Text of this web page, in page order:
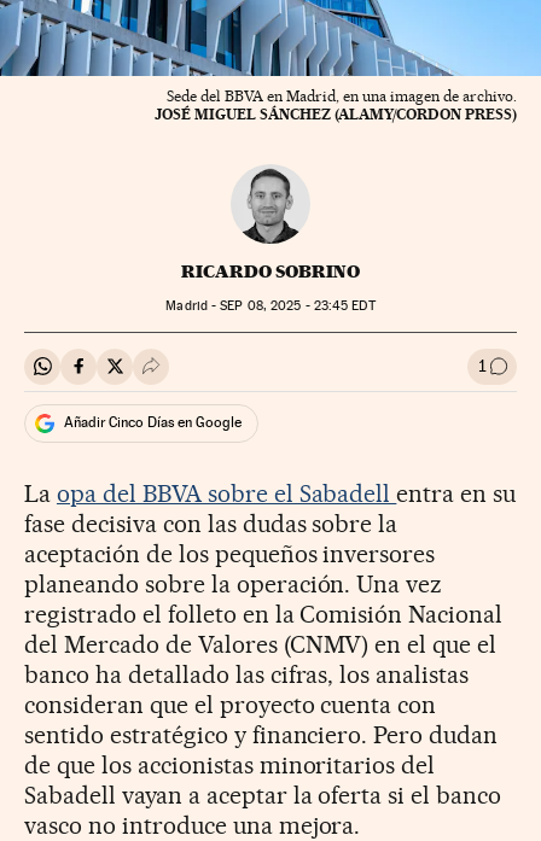
Sede del BBVA en Madrid, en una imagen de archivo.
JOSÉ MIGUEL SÁNCHEZ (ALAMY/CORDON PRESS)
RICARDO SOBRINO
Madrid -SEP 08, 2025 - 23:45 EDT
Compartir en Whatsapp
Compartir en Facebook
Compartir en Twitter
Desplegar Redes Sociales 1 Ir a
Añadir Cinco Días en Google
La opa del BBVA sobre el Sabadellentra en su
fase decisiva con las dudas sobre la
aceptación de los pequeños inversores
planeando sobre la operación. Una vez
registrado el folleto en la Comisión Nacional
del Mercado de Valores (CNMV) en el que el
banco ha detallado las cifras, los analistas
consideran que el proyecto cuenta con
sentido estratégico y financiero. Pero dudan
de que los accionistas minoritarios del
Sabadell vayan a aceptar la oferta si el banco
vasco no introduce una mejora.